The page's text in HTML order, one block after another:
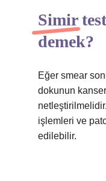
Simir
demek?
Eğer smear
dokunun
işlemleri ve
edilebilir.